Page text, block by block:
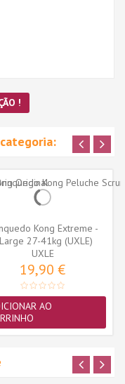
!
Kong Extreme -
27-41kg (UXLE)
UXLE
19,90 €
AO